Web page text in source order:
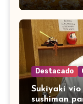
Destacado
Sukiyaki
sushiman